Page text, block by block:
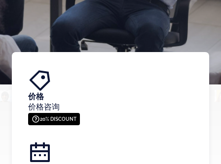
价格
价格咨询
20% DISCOUNT